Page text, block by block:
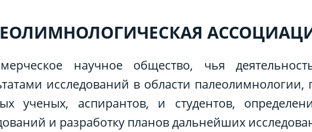
научное общество, чья
исследований в области
ученых, аспирантов, и студентов,
и разработку планов дальнейших